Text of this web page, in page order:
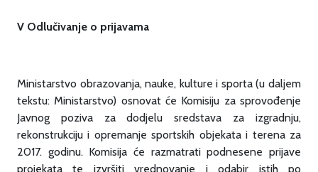
V Odlučivanje o prijavama
Ministarstvo obrazovanja, nauke, kulture i sporta (u daljem
tekstu: Ministarstvo) osnovat će Komisiju za sprovođenje
Javnog poziva za dodjelu sredstava za izgradnju,
rekonstrukciju i opremanje sportskih objekata i terena za
2017. godinu. Komisija će razmatrati podnesene prijave
projekata te izvršiti vrednovanje i odabir istih po